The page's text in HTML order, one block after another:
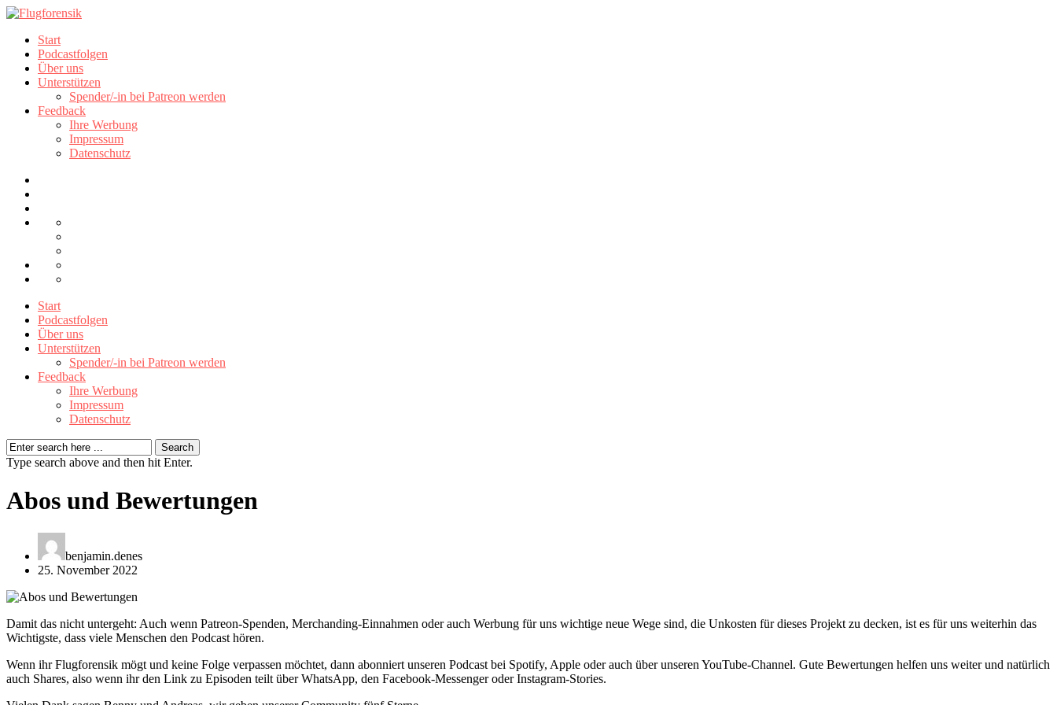
Start
Podcastfolgen
Über uns
Unterstützen
Spender/-in bei Patreon werden
Feedback
Ihre Werbung
Impressum
Datenschutz
Start
Podcastfolgen
Über uns
Unterstützen
Spender/-in bei Patreon werden
Feedback
Ihre Werbung
Impressum
Datenschutz
Type search above and then hit Enter.
Abos und Bewertungen
benjamin.denes
25. November 2022
Damit das nicht untergeht: Auch wenn Patreon-Spenden, Merchanding-Einnahmen oder auch Werbung für uns wichtige neue Wege sind, die Unkosten für dieses Projekt zu decken, ist es für uns weiterhin das
Wichtigste, dass viele Menschen den Podcast hören.
Wenn ihr Flugforensik mögt und keine Folge verpassen möchtet, dann abonniert unseren Podcast bei Spotify, Apple oder auch über unseren YouTube-Channel. Gute Bewertungen helfen uns weiter und natürlich
auch Shares, also wenn ihr den Link zu Episoden teilt über WhatsApp, den Facebook-Messenger oder Instagram-Stories.